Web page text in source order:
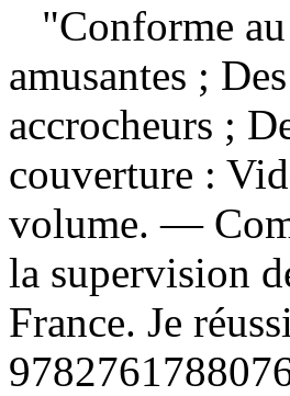
"Conforme
amusantes ;
accrocheurs ;
couverture :
volume. —
la supervision
France. Je